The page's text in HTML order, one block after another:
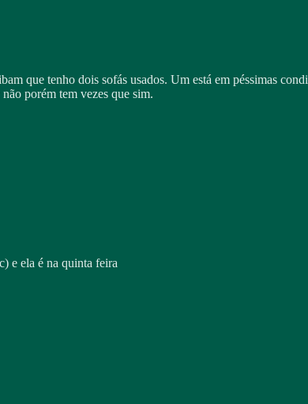
que tenho dois sofás usados. Um está em péssimas
porém tem vezes que sim.
e ela é na quinta feira